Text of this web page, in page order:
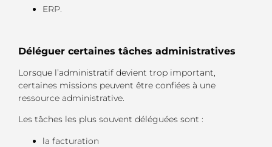
ERP.
Déléguer certaines tâches administratives
Lorsque l’administratif devient trop important,
certaines missions peuvent être confiées à une
ressource administrative.
Les tâches les plus souvent déléguées sont :
la facturation